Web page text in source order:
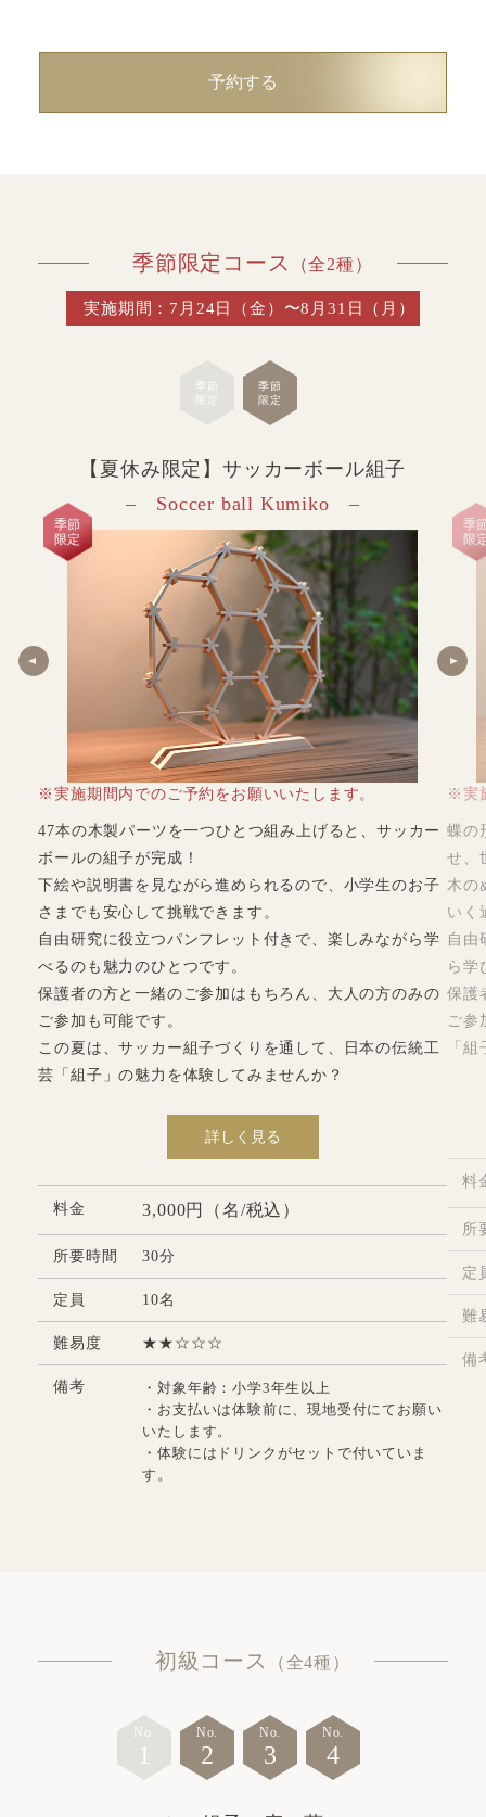
予約する
季節限定コース （全2種）
実施期間： 7月24日（金）〜8月31日（月）
季節
限定
季節
限定
季節
限定
【夏休み限定】サッカーボール組子
– Soccer ball Kumiko –
※実施期間内でのご予約をお願いいたします。
47本の木製パーツを一つひとつ組み上げると、サッカー
ボールの組子が完成！
下絵や説明書を見ながら進められるので、小学生のお子
さまでも安心して挑戦できます。
自由研究に役立つパンフレット付きで、楽しみながら学
べるのも魅力のひとつです。
保護者の方と一緒のご参加はもちろん、大人の方のみの
ご参加も可能です。
この夏は、サッカー組子づくりを通して、日本の伝統工
芸「組子」の魅力を体験してみませんか？
詳しく見る
料金 3,000円（名/税込）
所要時間 30分
定員 10名
難易度
備考
・対象年齢：小学3年生以上
・お支払いは体験前に、現地受付にてお願い
いたします。
・体験にはドリンクがセットで付いていま
す。
季
限
※実
蝶の
せ、
木の
いく
自由
ら学
保護
ご参
「
料
所
定
難
備
初級コース （全4種）
No.
1
No.
2
No.
3
No.
4